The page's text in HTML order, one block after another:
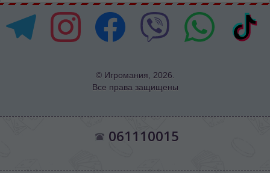
© Игромания, 2026.
Все права защищены
061110015